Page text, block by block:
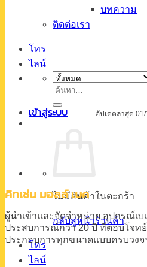
บทความ
ติดต่อเรา
โทร
ไลน์
ค้นหา:
เข้าสู่ระบบ
ไม่มีสินค้าในตะกร้า
กลับสู่หน้าร้านค้า
โทร
ไลน์
อัปเดตล่าสุด
คิทเช่น มอลล์ เบค
ผู้นำเข้าและจัดจำหน่าย อุปกรณ์เบ
ประสบการณ์กว่า 20 ปีที่ตอบโจท
ประกอบการทุกขนาดแบบครบวงจ